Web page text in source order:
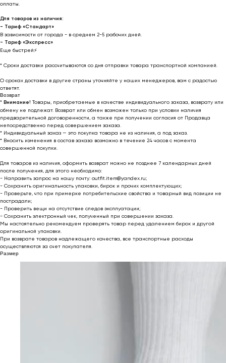
оплаты.
Для товаров из наличия:
- Тариф «Стандарт»
В зависимости от города - в среднем 2-5 рабочих дней.
- Тариф «Экспресс»
Еще быстрей⚡
* Cроки доставки рассчитываются со дня отправки товара транспортной компанией.
О сроках доставки в другие страны уточняйте у наших менеджеров, вам с радостью
ответят.
Возврат
* Внимание! Товары, приобретаемые в качестве индивидуального заказа, возврату или
обмену не подлежат. Возврат или обмен возможен только при условии наличия
предварительной договоренности, а также при получении согласия от Продавца
непосредственно перед совершением заказа.
* Индивидуальный заказ — это покупка товара не из наличия, а под заказ.
* Вносить изменения в состав заказа возможно в течение 24 часов с момента
совершенной покупки.
Для товаров из наличия, оформить возврат можно не позднее 7 календарных дней
после получения, для этого необходимо:
- Направить запрос на нашу почту: outfit.item@yandex.ru;
- Сохранить оригинальность упаковки, бирок и прочих комплектующих;
- Проверьте, что при примерке потребительские свойства и товарный вид позиции не
пострадали;
- Проверить вещи на отсутствие следов эксплуатации;
- Сохранить электронный чек, полученный при совершении заказа.
Мы настоятельно рекомендуем проверять товар перед удалением бирок и другой
оригинальной упаковки.
При возврате товаров надлежащего качества, все транспортные расходы
осуществляются за счет покупателя.
Размер